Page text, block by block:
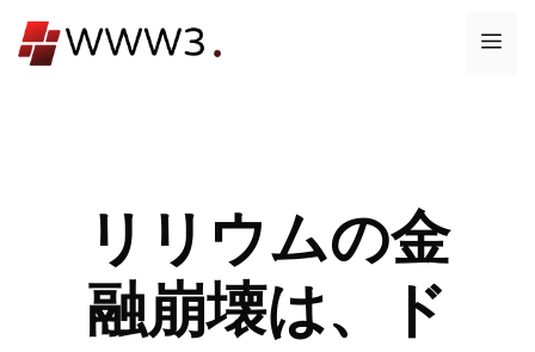
ン
メ
リリウムの金
融崩壊は、ド